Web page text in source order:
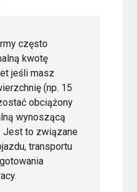
często
kwotę
jeśli masz
(np. 15
obciążony
wynoszącą
Jest to związane
transportu